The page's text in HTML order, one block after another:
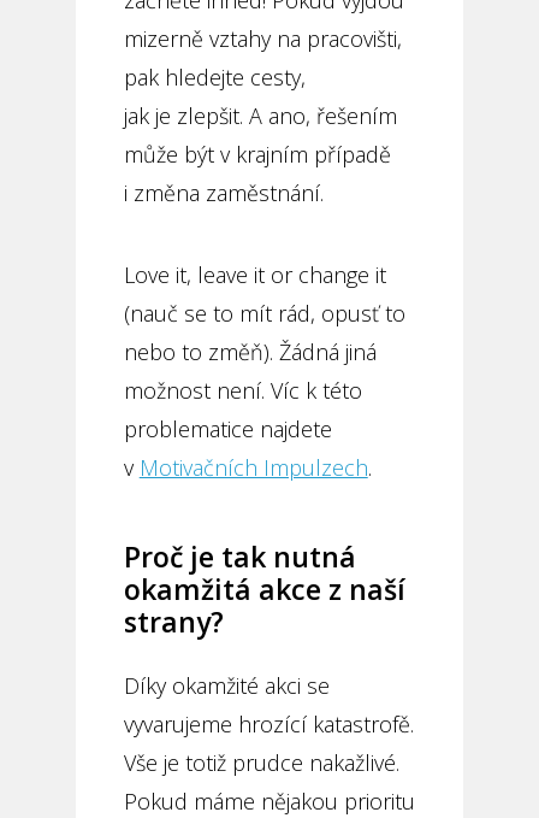
mizerně vztahy na pracovišti,
pak hledejte cesty,
jak je zlepšit. A ano, řešením
může být v krajním případě
i změna zaměstnání.
Love it, leave it or change it
(nauč se to mít rád, opusť to
nebo to změň). Žádná jiná
možnost není. Víc k této
problematice najdete
v Motivačních Impulzech.
Proč je tak nutná
okamžitá akce z naší
strany?
Díky okamžité akci se
vyvarujeme hrozící katastrofě.
Vše je totiž prudce nakažlivé.
Pokud máme nějakou prioritu